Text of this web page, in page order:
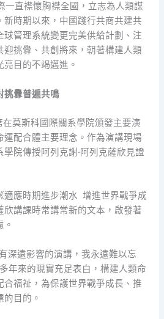
一直襟懷胸襟全國，立志為人類謀
新時期以來，中國踐行共商共建共
球管理系統變更完美供給計劃、注
迎挑釁、共創將來，朝著構建人類
亮目的不竭邁進。
挑釁普遍共鳴
莫斯科國際關系學院頒發主要演
運配合體主要理念。作為演講現場
院傳授阿列克謝·阿列克薩欣見證
適應時期進步潮水 增進世界戰爭成
欣講課時常講常新的文本，啟發著
深遠影響的演講，我永遠難以忘
年來的現實充足表白，構建人類命
合福祉，為保護世界戰爭成長、推
目的。